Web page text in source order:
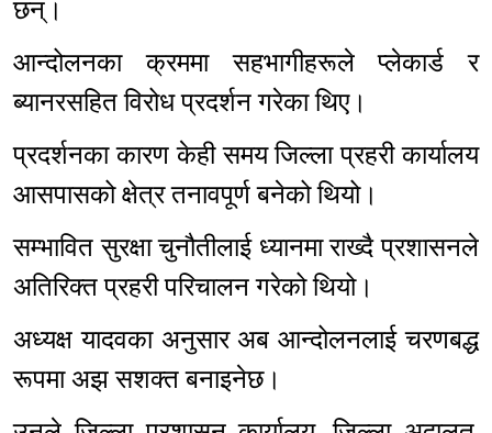
छन्।
आन्दोलनका क्रममा सहभागीहरूले प्लेकार्ड र
ब्यानरसहित विरोध प्रदर्शन गरेका थिए।
प्रदर्शनका कारण केही समय जिल्ला प्रहरी कार्यालय
आसपासको क्षेत्र तनावपूर्ण बनेको थियो।
सम्भावित सुरक्षा चुनौतीलाई ध्यानमा राख्दै प्रशासनले
अतिरिक्त प्रहरी परिचालन गरेको थियो।
अध्यक्ष यादवका अनुसार अब आन्दोलनलाई चरणबद्ध
रूपमा अझ सशक्त बनाइनेछ।